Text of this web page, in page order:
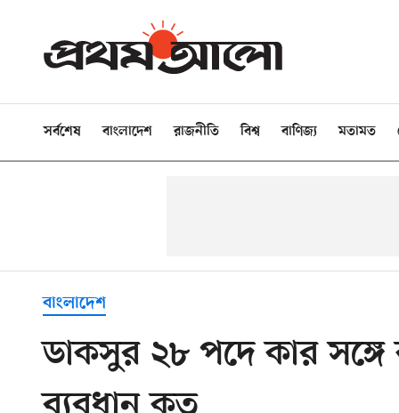
সর্বশেষ বাংলাদেশ রাজনীতি বিশ্ব বাণিজ্য মতামত
বাংলাদেশ
ডাকসুর ২৮ পদে কার সঙ্গে